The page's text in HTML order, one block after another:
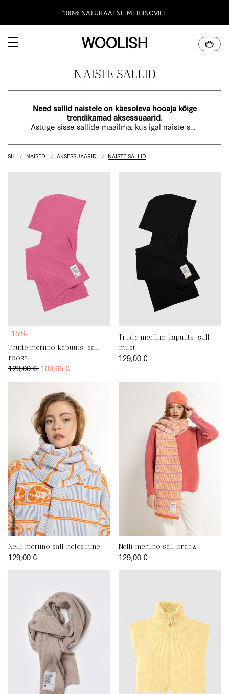
TASUTA TARNE EESTIS OSTUDELE ÜLE 100€!
100% NATURAALNE MERIINOVILL
NAISTE SALLID
Need sallid naistele on käesoleva hooaja kõige
trendikamad aksessuaarid.
Astuge sisse sallide maailma, kus igal naiste sall
laia valikut: nii klassikalisi kui ka särtsakaid värve
ning mustreid, mis lisavad teie riietusele
NAISED AKSESSUAARID NAISTE SALLID
-15%
Trude meriino kapuuts-sall
roosa
129,00 € 109,65 €
Trude meriino kapuuts-sall
must
129,00 €
Nelli meriino sall helesinine
129,00 €
Nelli meriino sall oranz
129,00 €